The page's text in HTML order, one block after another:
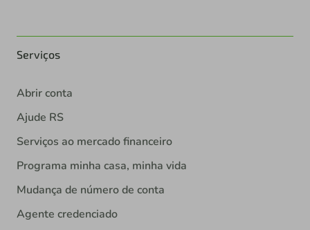
Serviços
Abrir conta
Ajude RS
Serviços ao mercado financeiro
Programa minha casa, minha vida
Mudança de número de conta
Agente credenciado